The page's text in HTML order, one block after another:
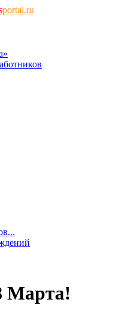
portal.ru
Марта!